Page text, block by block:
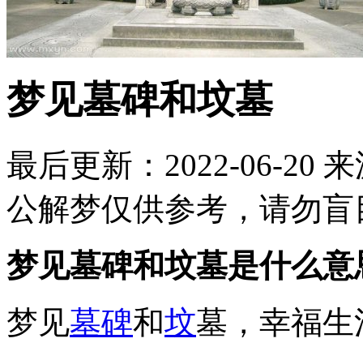
梦见墓碑和坟墓
最后更新：2022-06-20 来
公解梦仅供参考，请勿盲
梦见墓碑和坟墓是什么
梦见墓碑和坟墓，幸福